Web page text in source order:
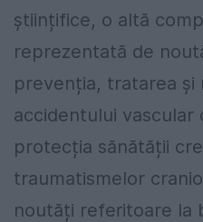
științifice, o altă
reprezentată de
prevenția, tratarea și
accidentului vascular
protecția sănătății
traumatismelor
noutăți referitoare la